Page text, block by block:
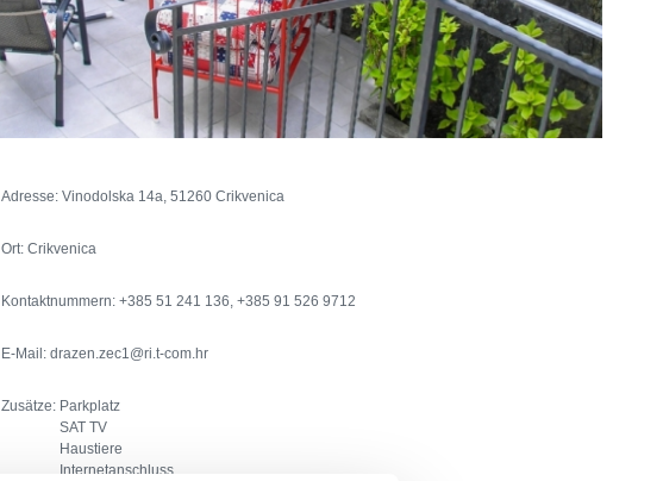
Adresse: Vinodolska 14a, 51260 Crikvenica
Ort: Crikvenica
Kontaktnummern: +385 51 241 136, +385 91 526 9712
E-Mail: drazen.zec1@ri.t-com.hr
Zusätze: Parkplatz
SAT TV
Haustiere
Internetanschluss